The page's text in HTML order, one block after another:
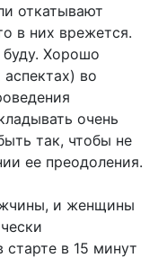
откатывают
в них врежется.
Хорошо
во
очень
так, чтобы не
ее преодоления.
и женщины
в 15 минут